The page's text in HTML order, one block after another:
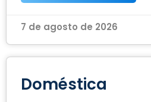
7 de agosto de 2026
Doméstica